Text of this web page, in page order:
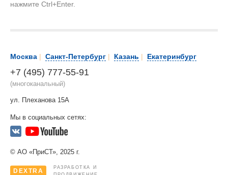
нажмите Ctrl+Enter.
Москва | Санкт-Петербург | Казань | Екатеринбург
+7 (495) 777-55-91
(многоканальный)
ул. Плеханова 15А
Мы в социальных сетях:
© АО «ПриСТ», 2025 г.
DEXTRA
РАЗРАБОТКА И